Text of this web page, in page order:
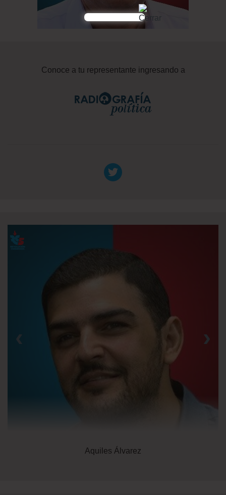
Conoce a tu representante ingresando a
Aquiles Álvarez
‹ ›